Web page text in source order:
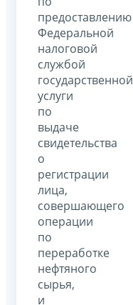
предоставлению
Федеральной
налоговой
службой
государственной
услуги
по
выдаче
свидетельства
о
регистрации
лица,
совершающего
операции
по
переработке
нефтяного
сырья,
и